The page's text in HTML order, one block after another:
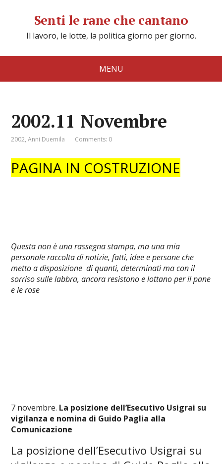
Senti le rane che cantano
Il lavoro, le lotte, la politica giorno per giorno.
MENU
2002.11 Novembre
2002,Anni Duemila Comments: 0
PAGINA IN COSTRUZIONE
Questa non è una rassegna stampa, ma una mia
personale raccolta di notizie, fatti, idee e persone che
metto a disposizione di quanti, determinati ma con il
sorriso sulle labbra, ancora resistono e lottano per il pane
e le rose
7 novembre. La posizione dell’Esecutivo Usigrai su
vigilanza e nomina di Guido Paglia alla
Comunicazione
La posizione dell’Esecutivo Usigrai su